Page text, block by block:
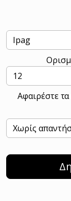
Αφαιρέστε